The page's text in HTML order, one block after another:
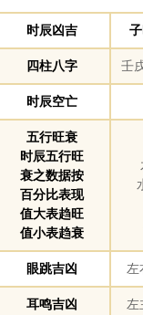
时辰凶吉
四柱八字 壬
时辰空亡
五行旺衰
时辰五行旺
衰之数据按
百分比表现
值大表趋旺
值小表趋衰
眼跳吉凶 左
耳鸣吉凶 左